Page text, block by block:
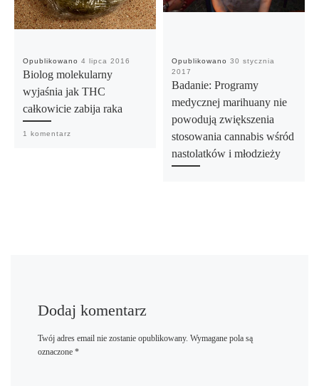
Opublikowano 4 lipca 2016
Biolog molekularny
wyjaśnia jak THC
całkowicie zabija raka
1 komentarz
Opublikowano 30 stycznia
2017
Badanie: Programy
medycznej marihuany nie
powodują zwiększenia
stosowania cannabis wśród
nastolatków i młodzieży
Dodaj komentarz
Twój adres email nie zostanie opublikowany. Wymagane pola są
oznaczone *